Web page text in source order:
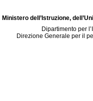
Ministero dell’Istruzione,
Dipartimento per
Direzione Generale per il